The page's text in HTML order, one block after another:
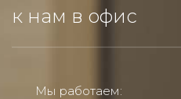
к нам в офис
Мы работаем: